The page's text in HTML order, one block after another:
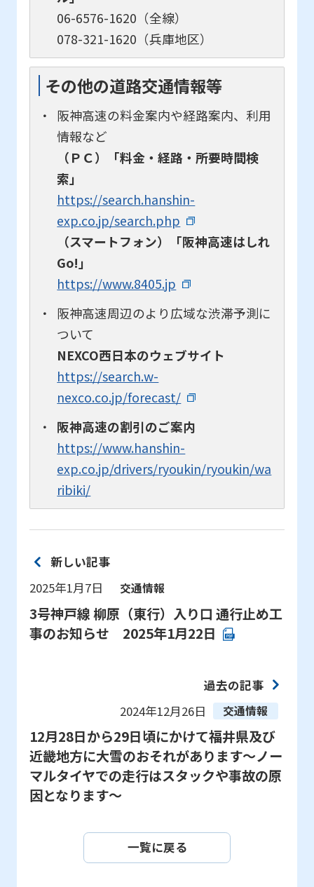
06-6576-1620（全線）
078-321-1620（兵庫地区）
その他の道路交通情報等
阪神高速の料金案内や経路案内、利用
情報など
（ＰＣ）「料金・経路・所要時間検
索」
https://search.hanshin-
exp.co.jp/search.php
（スマートフォン）「阪神高速はしれ
Go!」
https://www.8405.jp
阪神高速周辺のより広域な渋滞予測に
ついて
NEXCO西日本のウェブサイト
https://search.w-
nexco.co.jp/forecast/
阪神高速の割引のご案内
https://www.hanshin-
exp.co.jp/drivers/ryoukin/ryoukin/wa
ribiki/
新しい記事
2025年1月7日
交通情報
3号神戸線 柳原（東行）入り口 通行止め工
事のお知らせ 2025年1月22日
過去の記事
2024年12月26日
交通情報
12月28日から29日頃にかけて福井県及び
近畿地方に大雪のおそれがあります～ノー
マルタイヤでの走行はスタックや事故の原
因となります～
一覧に戻る